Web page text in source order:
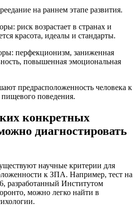
на раннем этапе развития.
риск возрастает в странах и
красота, идеалы и стандарты.
перфекционизм, заниженная
повышенная эмоциональная
предрасположенность человека к
пищевого поведения.
конкретных
диагностировать
научные критерии для
к ЗПА. Например, тест на
разработанный Институтом
можно легко найти в